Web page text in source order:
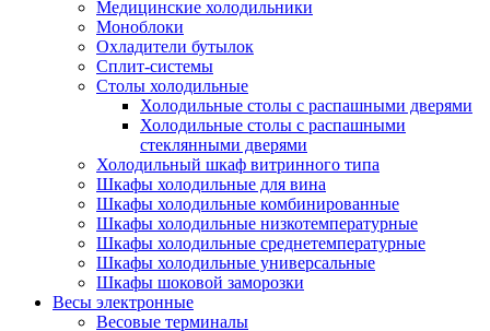
Медицинские холодильники
Моноблоки
Охладители бутылок
Сплит-системы
Столы холодильные
Холодильные столы с распашными дверями
Холодильные столы с распашными
стеклянными дверями
Холодильный шкаф витринного типа
Шкафы холодильные для вина
Шкафы холодильные комбинированные
Шкафы холодильные низкотемпературные
Шкафы холодильные среднетемпературные
Шкафы холодильные универсальные
Шкафы шоковой заморозки
Весы электронные
Весовые терминалы